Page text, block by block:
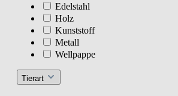
Edelstahl
Holz
Kunststoff
Metall
Wellpappe
Tierart